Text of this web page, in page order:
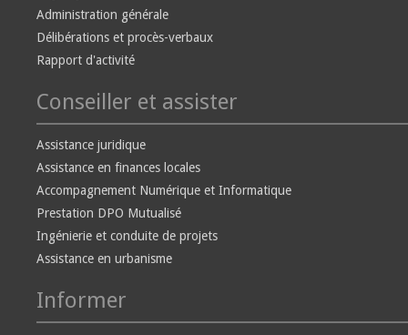
Administration générale
Délibérations et procès-verbaux
Rapport d'activité
Conseiller et assister
Assistance juridique
Assistance en finances locales
Accompagnement Numérique et Informatique
Prestation DPO Mutualisé
Ingénierie et conduite de projets
Assistance en urbanisme
Informer